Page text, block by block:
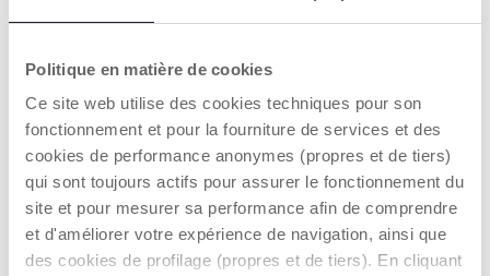
Politique en matière de cookies
Ce site web utilise des cookies techniques pour son
fonctionnement et pour la fourniture de services et des
cookies de performance anonymes (propres et de tiers)
qui sont toujours actifs pour assurer le fonctionnement du
site et pour mesurer sa performance afin de comprendre
et d'améliorer votre expérience de navigation, ainsi que
des cookies de profilage (propres et de tiers). En cliquant
Baskets Ovis
14,99 €
Sandales Obea
16,99 €
AJOUTER